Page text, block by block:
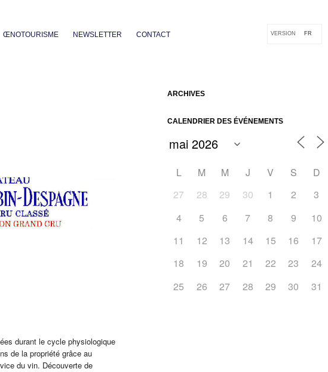
VERSION FR
ŒNOTOURISME NEWSLETTER CONTACT
Office 365
durant le cycle physiologique
de la propriété grâce au
du vin. Découverte de
ARCHIVES
CALENDRIER DES ÉVÉNEMENTS
L M M J V S
D
27
28 29 30 1 2
3
4
5 6 7 8 9
10
11
12 13 14 15 16
17
18
19 20 21 22 23
24
25
26 27 28 29 30 31